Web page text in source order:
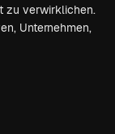
zu verwirklichen.
Unternehmen,